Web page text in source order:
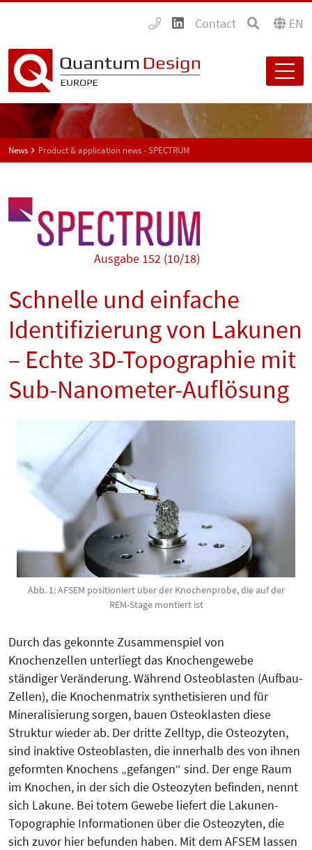
Contact EN
News Product & application news - SPECTRUM
Ausgabe 152 (10/18)
Schnelle und einfache
Identifizierung von Lakunen
– Echte 3D-Topographie mit
Sub-Nanometer-Auflösung
Abb. 1: AFSEM positioniert über der Knochenprobe, die auf der
REM-Stage montiert ist
Durch das gekonnte Zusammenspiel von
Knochenzellen unterliegt das Knochengewebe
ständiger Verän­de­rung. Während Osteoblasten (Auf­bau-
Zellen), die Knochenmatrix synthe­tisieren und für
Mineralisierung sorgen, bauen Osteoklasten diese
Struk­tur wieder ab. Der dritte Zell­typ, die Osteozyten,
sind inak­tive Osteoblasten, die innerhalb des von ihnen
geformten Knochens „gefangen“ sind. Der enge Raum
im Kno­chen, in der sich die Osteozyten befinden, nennt
sich Lakune. Bei totem Gewebe liefert die Lakunen-
Topo­graphie Informationen über die Osteo­zyten, die
sich zuvor hier befunden haben. Mit dem AFSEM lassen